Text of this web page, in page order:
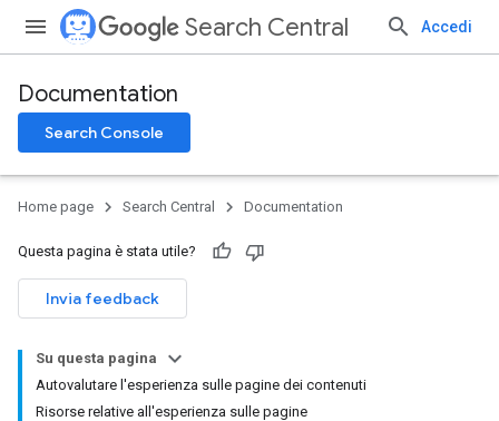
Search Central Accedi
Documentation
Search Console
Home page Search Central Documentation
Questa pagina è stata utile?
Invia feedback
Su questa pagina
Autovalutare l'esperienza sulle pagine dei contenuti
Risorse relative all'esperienza sulle pagine